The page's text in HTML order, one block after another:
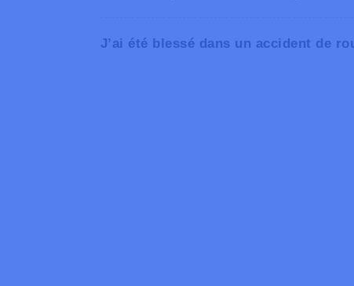
J’ai été blessé dans un accident de